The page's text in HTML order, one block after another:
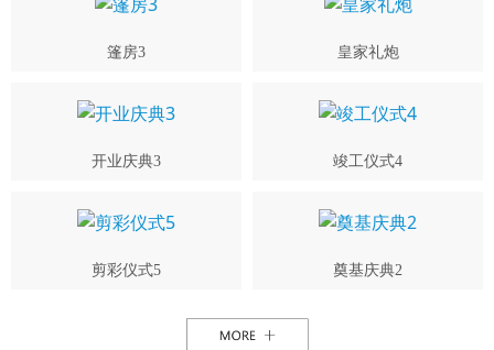
篷房3 皇家礼炮
开业庆典3 竣工仪式4
剪彩仪式5 奠基庆典2